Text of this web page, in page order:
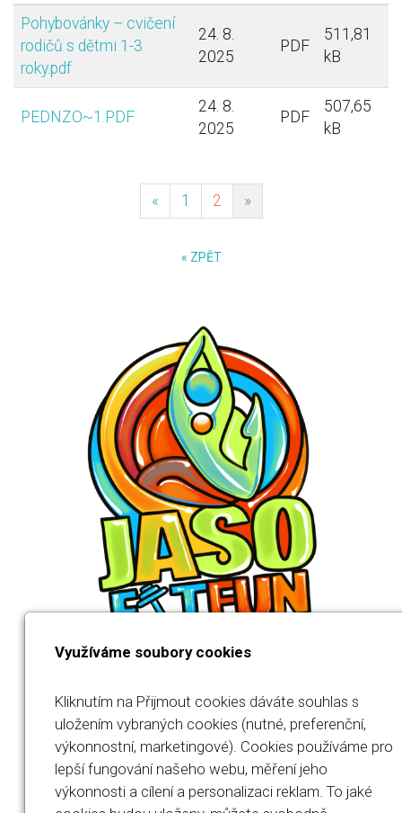
Pohybovánky – cvičení
rodičů s dětmi 1-3
roky.pdf
24. 8.
2025
PDF
511,81
kB
PEDNZO~1.PDF
24. 8.
2025
PDF
507,65
kB
« 1 2 (current)
»
« ZPĚT
Jana Součková
Využíváme soubory cookies
Kliknutím na Přijmout cookies dáváte souhlas s
uložením vybraných cookies (nutné, preferenční,
výkonnostní, marketingové). Cookies používáme pro
lepší fungování našeho webu, měření jeho
výkonnosti a cílení a personalizaci reklam. To jaké